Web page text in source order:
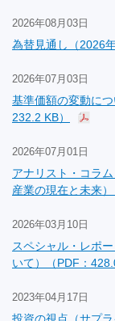
2026年08月03日
為替見通し（2026
2026年07月03日
基準価額の変動に
232.2 KB）
2026年07月01日
アナリスト・コラ
産業の現在と未来）
2026年03月10日
スペシャル・レポ
いて）（PDF：
2023年04月17日
投資の視点（サプ